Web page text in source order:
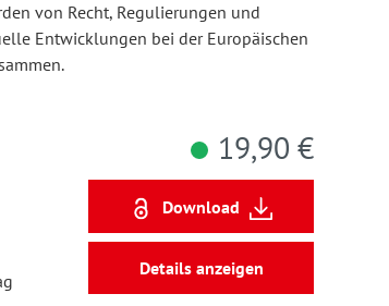
von Recht, Regulierungen und
Entwicklungen bei der Europäischen
19,90 €
Download
Details anzeigen